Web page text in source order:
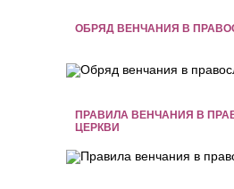
ОБРЯД ВЕНЧАНИЯ В
ПРАВИЛА ВЕНЧАНИЯ В
ЦЕРКВИ